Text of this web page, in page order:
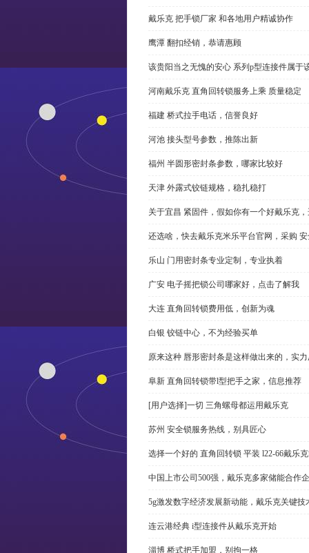
戴乐克 把手锁厂家 和各地用户精诚协作
鹰潭 翻扣经销，恭请惠顾
该贵阳当之无愧的安心 系列p型连接件属于
河南戴乐克 直角回转锁服务上乘 质量稳定
福建 桥式拉手电话，信誉良好
河池 接头型号参数，推陈出新
福州 半圆形密封条参数，哪家比较好
天津 外露式铰链规格，稳扎稳打
关于宜昌 紧固件，假如你有一个好戴乐克
还选啥，快去戴乐克米乐平台官网，采购
乐山 门用密封条专业定制，专业执着
广安 电子摇把锁公司哪家好，点击了解我
大连 直角回转锁费用低，创新为魂
白银 铰链中心，不为经验买单
原来这种 唇形密封条是这样做出来的，实
阜新 直角回转锁带l型把手之家，信息推荐
[用户选择]一切 三角螺母都运用戴乐克
苏州 安全锁服务热线，别具匠心
选择一个好的 直角回转锁 平装 l22-66戴乐
中国上市公司500强，戴乐克多家储能合作
5g激发数字经济发展新动能，戴乐克关键技
连云港经典 i型连接件从戴乐克开始
淄博 桥式把手加盟，别拘一格